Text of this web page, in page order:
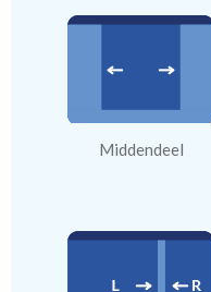
Middendeel